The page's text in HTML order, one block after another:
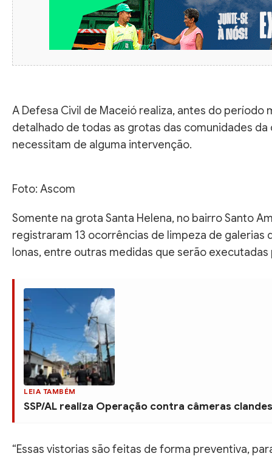
A Defesa Civil de Maceió realiza, antes do período
detalhado de todas as grotas das comunidades
necessitam de alguma intervenção.
Foto: Ascom
Somente na grota Santa Helena, no bairro Santo
registraram 13 ocorrências de limpeza de galerias
lonas, entre outras medidas que serão
LEIA TAMBÉM
SSP/AL realiza Operação contra câmeras
“Essas vistorias são feitas de forma preventiva,